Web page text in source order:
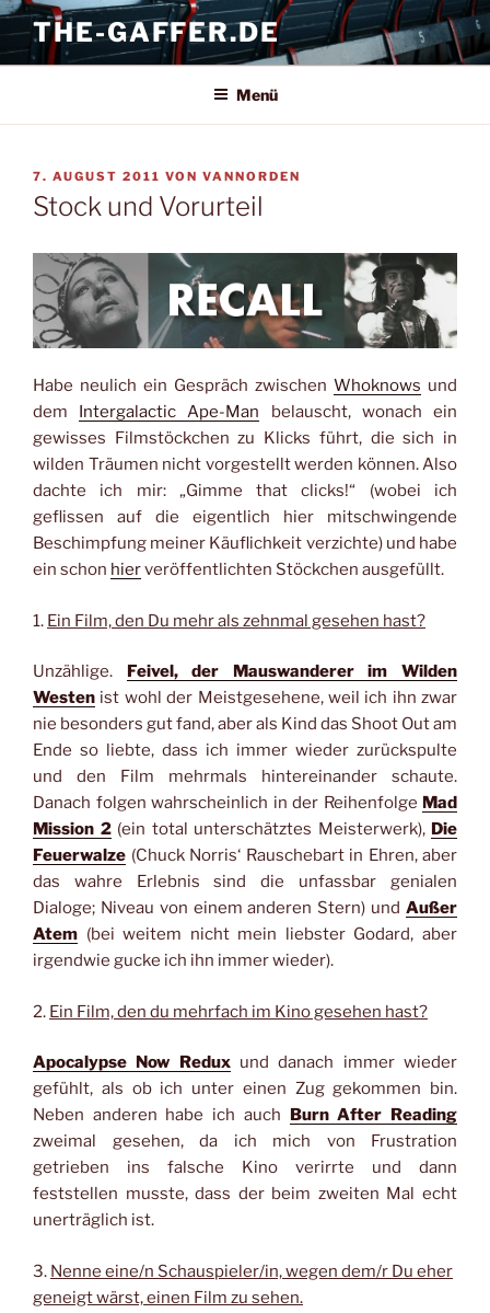
Zum
Inhalt
springen
THE-GAFFER.DE
Menü
VERÖFFENTLICHT
AM
7. AUGUST 2011 VON VANNORDEN
Stock und Vorurteil
Habe neulich ein Gespräch zwischen Whoknows und
dem Intergalactic Ape-Man belauscht, wonach ein
gewisses Filmstöckchen zu Klicks führt, die sich in
wilden Träumen nicht vorgestellt werden können. Also
dachte ich mir: „Gimme that clicks!“ (wobei ich
geflissen auf die eigentlich hier mitschwingende
Beschimpfung meiner Käuflichkeit verzichte) und habe
ein schon hierveröffentlichten Stöckchen ausgefüllt.
1. Ein Film, den Du mehr als zehnmal gesehen hast?
Unzählige. Feivel, der Mauswanderer im Wilden
Westen ist wohl der Meistgesehene, weil ich ihn zwar
nie besonders gut fand, aber als Kind das Shoot Out am
Ende so liebte, dass ich immer wieder zurückspulte
und den Film mehrmals hintereinander schaute.
Danach folgen wahrscheinlich in der Reihenfolge Mad
Mission 2(ein total unterschätztes Meisterwerk), Die
Feuerwalze (Chuck Norris‘ Rauschebart in Ehren, aber
das wahre Erlebnis sind die unfassbar genialen
Dialoge; Niveau von einem anderen Stern) undAußer
Atem (bei weitem nicht mein liebster Godard, aber
irgendwie gucke ich ihn immer wieder).
2. Ein Film, den du mehrfach im Kino gesehen hast?
Apocalypse Now Reduxund danach immer wieder
gefühlt, als ob ich unter einen Zug gekommen bin.
Neben anderen habe ich auch Burn After Reading
zweimal gesehen, da ich mich von Frustration
getrieben ins falsche Kino verirrte und dann
feststellen musste, dass der beim zweiten Mal echt
unerträglich ist.
3. Nenne eine/n Schauspieler/in, wegen dem/r Du eher
geneigt wärst, einen Film zu sehen.